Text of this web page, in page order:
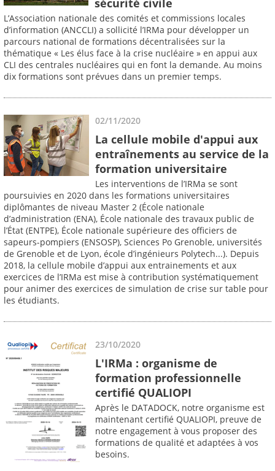
L’Association nationale des comités et commissions locales
d’information (ANCCLI) a sollicité l’IRMa pour développer un
parcours national de formations décentralisées sur la
thématique « Les élus face à la crise nucléaire » en appui aux
CLI des centrales nucléaires qui en font la demande. Au moins
dix formations sont prévues dans un premier temps.
02/11/2020
La cellule mobile d'appui aux
entraînements au service de la
formation universitaire
Les interventions de l’IRMa se sont
poursuivies en 2020 dans les formations universitaires
diplômantes de niveau Master 2 (École nationale
d’administration (ENA), École nationale des travaux public de
l’État (ENTPE), École nationale supérieure des officiers de
sapeurs-pompiers (ENSOSP), Sciences Po Grenoble, universités
de Grenoble et de Lyon, école d’ingénieurs Polytech...). Depuis
2018, la cellule mobile d’appui aux entrainements et aux
exercices de l’IRMa est mise à contribution systématiquement
pour animer des exercices de simulation de crise sur table pour
les étudiants.
23/10/2020
L'IRMa : organisme de
formation professionnelle
certifié QUALIOPI
Après le DATADOCK, notre organisme est
maintenant certifié QUALIOPI, preuve de
notre engagement à vous proposer des
formations de qualité et adaptées à vos
besoins.